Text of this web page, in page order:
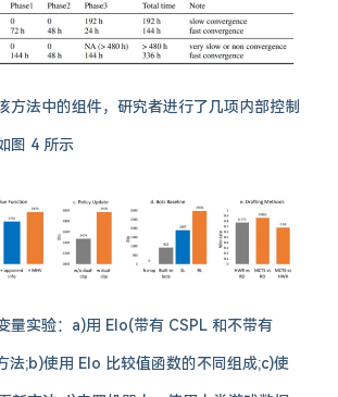
方法中的组件，研究者进行了几项内部控制
图 4 所示
量实验：a)用 Elo(带有 CSPL 和不带有
法;b)使用 Elo 比较值函数的不同组成;c)使